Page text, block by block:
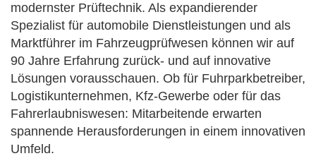
modernster Prüftechnik. Als expandierender
Spezialist für automobile Dienstleistungen und als
Marktführer im Fahrzeugprüfwesen können wir auf
90 Jahre Erfahrung zurück- und auf innovative
Lösungen vorausschauen. Ob für Fuhrparkbetreiber,
Logistikunternehmen, Kfz-Gewerbe oder für das
Fahrerlaubniswesen: Mitarbeitende erwarten
spannende Herausforderungen in einem innovativen
Umfeld.